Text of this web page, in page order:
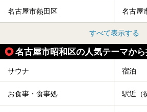
名古屋市熱田区 名古屋
すべて表示する
名古屋市昭和区の人気テーマか
サウナ 宿泊
お食事・食事処 駅近（